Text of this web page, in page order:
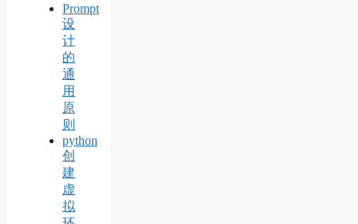
Prompt
设
计
的
通
用
原
则
python
创
建
虚
拟